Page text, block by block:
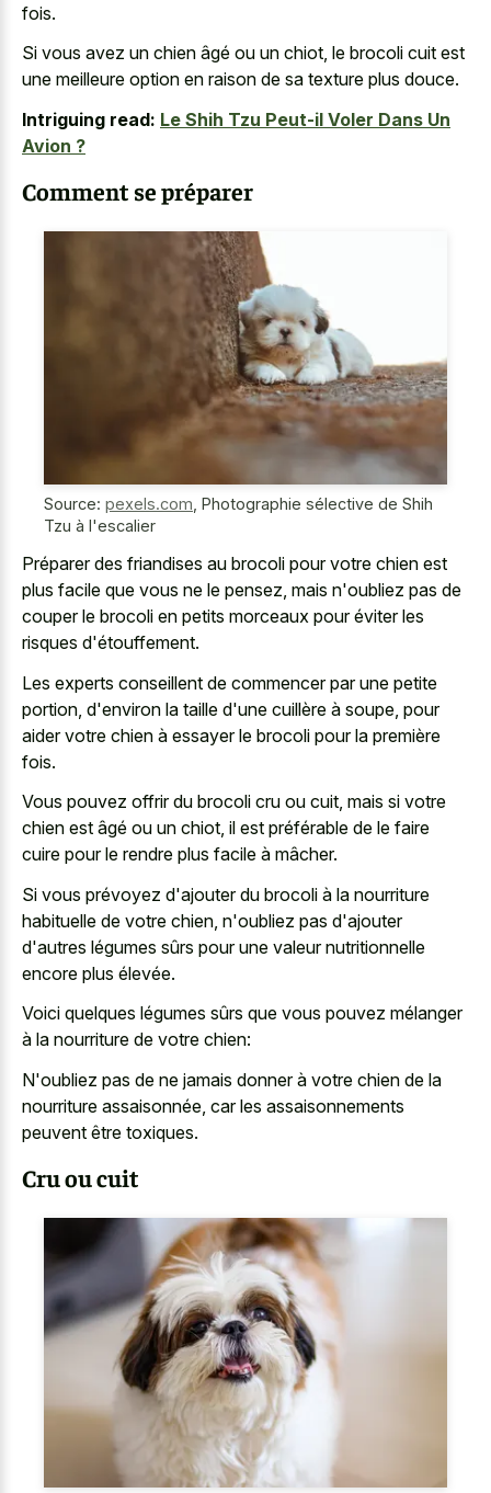
fois.
Si vous avez un chien âgé ou un chiot, le brocoli cuit est
une meilleure option en raison de sa texture plus douce.
Intriguing read: Le Shih Tzu Peut-il Voler Dans Un
Avion ?
Comment se préparer
Source: pexels.com Photographie sélective de Shih
Tzu à l'escalier
Préparer des friandises au brocoli pour votre chien est
plus facile que vous ne le pensez, mais n'oubliez pas de
couper le brocoli en petits morceaux pour éviter les
risques d'étouffement.
Les experts conseillent de commencer par une petite
portion, d'environ la taille d'une cuillère à soupe, pour
aider votre chien à essayer le brocoli pour la première
fois.
Vous pouvez offrir du brocoli cru ou cuit, mais si votre
chien est âgé ou un chiot, il est préférable de le faire
cuire pour le rendre plus facile à mâcher.
Si vous prévoyez d'ajouter du brocoli à la nourriture
habituelle de votre chien, n'oubliez pas d'ajouter
d'autres légumes sûrs pour une valeur nutritionnelle
encore plus élevée.
Voici quelques légumes sûrs que vous pouvez mélanger
à la nourriture de votre chien:
N'oubliez pas de ne jamais donner à votre chien de la
nourriture assaisonnée, car les assaisonnements
peuvent être toxiques.
Cru ou cuit